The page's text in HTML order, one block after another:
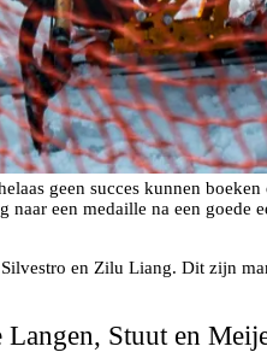
geen succes kunnen
een medaille na een
en Zilu Liang. Dit zijn
Langen, Stuut en